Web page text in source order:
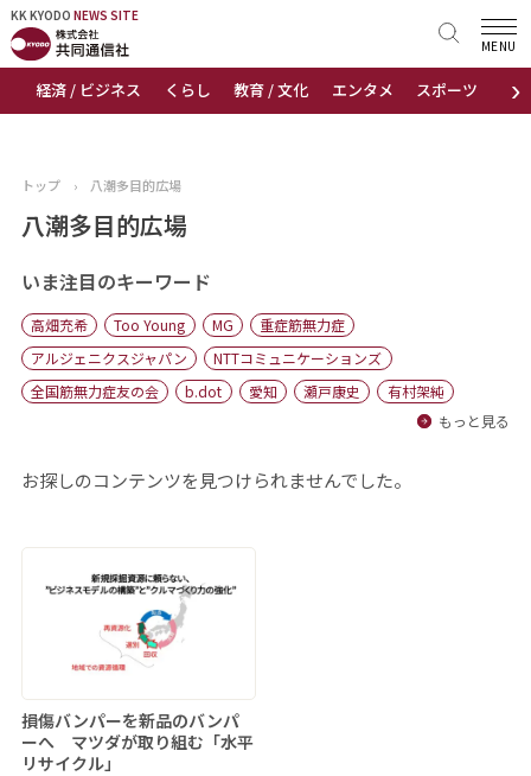
KK KYODO NEWS SITE
›
経済 / ビジネス くらし 教育 / 文化 エンタメ スポーツ 地域
MENU
KK KYODONEWS SITE
トップページ
ニュース
おすすめコンテンツ
出版物
会社概要
トップ › 八潮多目的広場
八潮多目的広場
いま注目のキーワード
高畑充希 Too Young MG
重症筋無力症
アルジェニクスジャパン
NTTコミュニケーションズ
全国筋無力症友の会
b.dot 愛知 瀬戸康史
有村架純
もっと見る
お探しのコンテンツを見つけられませんでした。
損傷バンパーを新品のバンパ
ーへ マツダが取り組む「水平
リサイクル」